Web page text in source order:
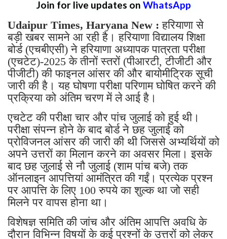
Join for live updates onWhatsApp
Udaipur Times, Haryana New :हरियाणा से
बड़ी खबर सामने आ रही है। हरियाणा विद्यालय शिक्षा
बोर्ड (एचबीएसी) ने हरियाणा अध्यापक पात्रता परीक्षा
(एचटेट)-2025 के तीनों स्तरों (पीआरटी, टीजीटी और
पीजीटी) की फाइनल आंसर की और बायोमीट्रिक सूची
जारी की है। यह घोषणा परीक्षा परिणाम घोषित करने की
प्रक्रिया को अंतिम चरण में ले आई है।
एचटेट की परीक्षा चार और पांच जुलाई को हुई थी।
परीक्षा संपन्न होने के बाद बोर्ड ने छह जुलाई को
प्रोविजनल आंसर की जारी की थी जिससे अभ्यर्थियों को
अपने उत्तरों का मिलान करने का अवसर मिला। इसके
बाद छह जुलाई से नौ जुलाई (शाम पांच बजे) तक
ऑनलाइन आपत्तियां आमंत्रित की गईं। प्रत्येक प्रश्न
पर आपत्ति के लिए 100 रुपये का शुल्क था जो सही
मिलने पर वापस होना था।
विशेषज्ञ समिति की जांच और अंतिम आपत्ति अवधि के
दौरान विभिन्न विषयों के कई प्रश्नों के उत्तरों को लेकर